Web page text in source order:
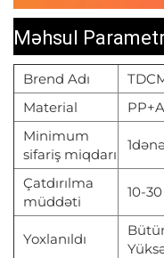
Məhsul
Brend Adı
Material
Minimum
sifariş miqdarı
Çatdırılma
müddəti
10-
Yoxlanıldı